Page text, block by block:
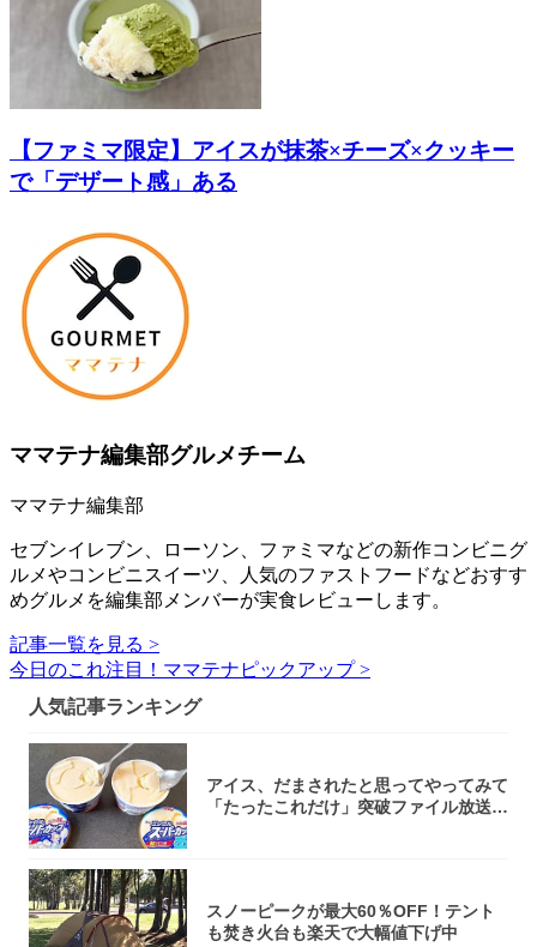
【ファミマ限定】アイスが抹茶×チーズ×クッキー
で「デザート感」ある
ママテナ編集部グルメチーム
ママテナ編集部
セブンイレブン、ローソン、ファミマなどの新作コンビニグ
ルメやコンビニスイーツ、人気のファストフードなどおすす
めグルメを編集部メンバーが実食レビューします。
記事一覧を見る >
今日のこれ注目！ママテナピックアップ >
人気記事ランキング
アイス、だまされたと思ってやってみて
「たったこれだけ」突破ファイル放送で
スノーピークが最大60％OFF！テント
も焚き火台も楽天で大幅値下げ中